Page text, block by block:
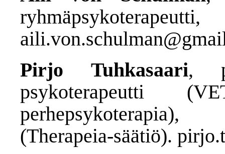
Pirjo Tuhkasaari,
psykoterapeutti
(Therapeia-säätiö).